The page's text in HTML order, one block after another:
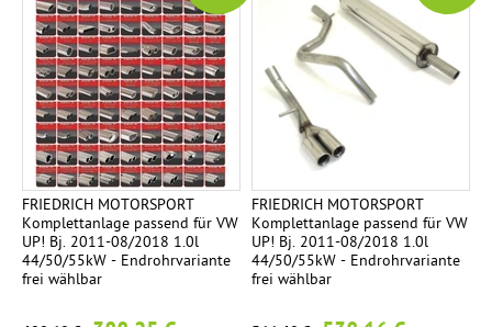
FRIEDRICH MOTORSPORT
Komplettanlage passend für VW
UP! Bj. 2011-08/2018 1.0l
44/50/55kW - Endrohrvariante
frei wählbar
FRIEDRICH MOTORSPORT
Komplettanlage passend für VW
UP! Bj. 2011-08/2018 1.0l
44/50/55kW - Endrohrvariante
frei wählbar